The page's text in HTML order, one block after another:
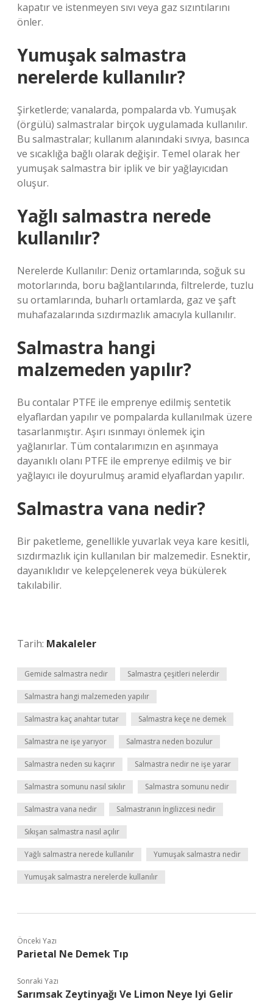
kapatır ve istenmeyen sıvı veya gaz sızıntılarını
önler.
Yumuşak salmastra
nerelerde kullanılır?
Şirketlerde; vanalarda, pompalarda vb. Yumuşak
(örgülü) salmastralar birçok uygulamada kullanılır.
Bu salmastralar; kullanım alanındaki sıvıya, basınca
ve sıcaklığa bağlı olarak değişir. Temel olarak her
yumuşak salmastra bir iplik ve bir yağlayıcıdan
oluşur.
Yağlı salmastra nerede
kullanılır?
Nerelerde Kullanılır: Deniz ortamlarında, soğuk su
motorlarında, boru bağlantılarında, filtrelerde, tuzlu
su ortamlarında, buharlı ortamlarda, gaz ve şaft
muhafazalarında sızdırmazlık amacıyla kullanılır.
Salmastra hangi
malzemeden yapılır?
Bu contalar PTFE ile emprenye edilmiş sentetik
elyaflardan yapılır ve pompalarda kullanılmak üzere
tasarlanmıştır. Aşırı ısınmayı önlemek için
yağlanırlar. Tüm contalarımızın en aşınmaya
dayanıklı olanı PTFE ile emprenye edilmiş ve bir
yağlayıcı ile doyurulmuş aramid elyaflardan yapılır.
Salmastra vana nedir?
Bir paketleme, genellikle yuvarlak veya kare kesitli,
sızdırmazlık için kullanılan bir malzemedir. Esnektir,
dayanıklıdır ve kelepçelenerek veya bükülerek
takılabilir.
Tarih: Makaleler
Gemide salmastra nedir Salmastra çeşitleri nelerdir
Salmastra hangi malzemeden yapılır
Salmastra kaç anahtar tutar Salmastra keçe ne demek
Salmastra ne işe yarıyor Salmastra neden bozulur
Salmastra neden su kaçırır Salmastra nedir ne işe yarar
Salmastra somunu nasıl sıkılır Salmastra somunu nedir
Salmastra vana nedir Salmastranın İngilizcesi nedir
Sıkışan salmastra nasıl açılır
Yağlı salmastra nerede kullanılır Yumuşak salmastra nedir
Yumuşak salmastra nerelerde kullanılır
Önceki Yazı
Parietal Ne Demek Tıp
Sonraki Yazı
Sarımsak Zeytinyağı Ve Limon Neye Iyi Gelir